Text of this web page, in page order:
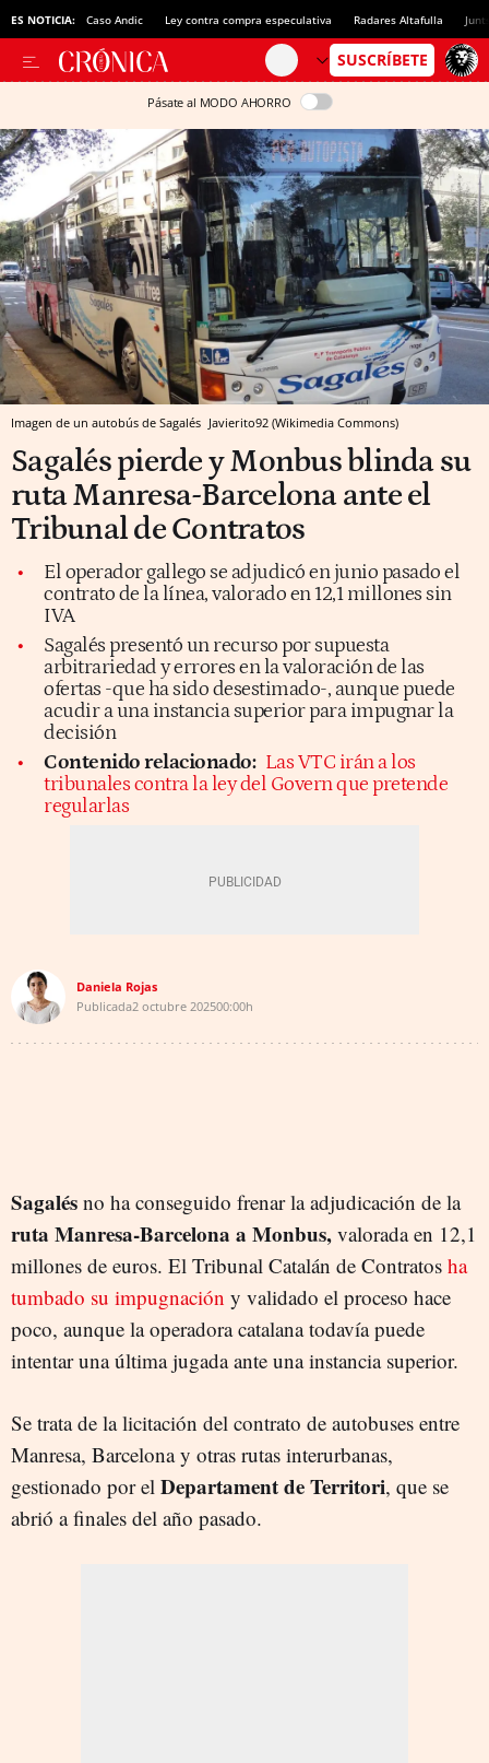
ES NOTICIA: Caso Andic Ley contra compra especulativa Radares Altafulla
Pásate al MODO AHORRO
Imagen de un autobús de Sagalés Javierito92 (Wikimedia Commons)
Sagalés pierde y Monbus blinda su
ruta Manresa-Barcelona ante el
Tribunal de Contratos
El operador gallego se adjudicó en junio pasado el
contrato de la línea, valorado en 12,1 millones sin
IVA
Sagalés presentó un recurso por supuesta
arbitrariedad y errores en la valoración de las
ofertas -que ha sido desestimado-, aunque puede
acudir a una instancia superior para impugnar la
decisión
Contenido relacionado: Las VTC irán a los
tribunales contra la ley del Govern que pretende
regularlas
Daniela Rojas
Publicada2 octubre 202500:00h
Sagalés no ha conseguido frenar la adjudicación de la
ruta Manresa-Barcelona a Monbus, valorada en 12,1
millones de euros. El Tribunal Catalán de Contratos ha
tumbado su impugnación y validado el proceso hace
poco, aunque la operadora catalana todavía puede
intentar una última jugada ante una instancia superior.
Se trata de la licitación del contrato de autobuses entre
Manresa, Barcelona y otras rutas interurbanas,
gestionado por el Departament de Territori, que se
abrió a finales del año pasado.